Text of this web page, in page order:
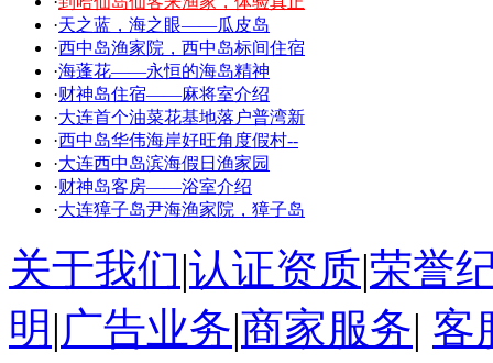
·天之蓝，海之眼——瓜皮岛
·西中岛渔家院，西中岛标间住宿
·海蓬花——永恒的海岛精神
·财神岛住宿——麻将室介绍
·大连首个油菜花基地落户普湾新
·西中岛华伟海岸好旺角度假村--
·大连西中岛滨海假日渔家园
·财神岛客房——浴室介绍
·大连獐子岛尹海渔家院，獐子岛
关于我们|认证资质|荣誉
明 |广告业务|商家服务| 客